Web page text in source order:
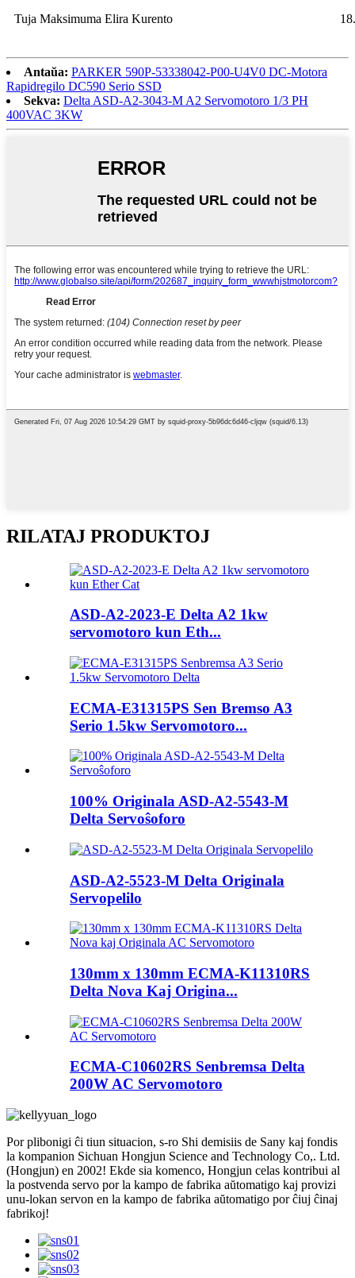
Tuja Maksimuma Elira Kurento
Antaŭa: PARKER 590P-53338042-P00-U4V0 DC-Motora
Rapidregilo DC590 Serio SSD
Sekva: Delta ASD-A2-3043-M A2 Servomotoro 1/3 PH
400VAC 3KW
RILATAJ PRODUKTOJ
ASD-A2-2023-E Delta A2 1kw
servomotoro kun Eth...
ECMA-E31315PS Sen Bremso A3
Serio 1.5kw Servomotoro...
100% Originala ASD-A2-5543-M
Delta Servoŝoforo
ASD-A2-5523-M Delta Originala
Servopelilo
130mm x 130mm ECMA-K11310RS
Delta Nova Kaj Origina...
ECMA-C10602RS Senbremsa Delta
200W AC Servomotoro
Por plibonigi ĉi tiun situacion, s-ro Shi demisiis de Sany kaj fondis
la kompanion Sichuan Hongjun Science and Technology Co,. Ltd.
(Hongjun) en 2002! Ekde sia komenco, Hongjun celas kontribui al
la postvenda servo por la kampo de fabrika aŭtomatigo kaj provizi
unu-lokan servon en la kampo de fabrika aŭtomatigo por ĉiuj ĉinaj
fabrikoj!